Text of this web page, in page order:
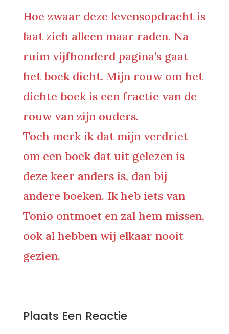
Hoe zwaar deze levensopdracht is
laat zich alleen maar raden. Na
ruim vijfhonderd pagina’s gaat
het boek dicht. Mijn rouw om het
dichte boek is een fractie van de
rouw van zijn ouders.
Toch merk ik dat mijn verdriet
om een boek dat uit gelezen is
deze keer anders is, dan bij
andere boeken. Ik heb iets van
Tonio ontmoet en zal hem missen,
ook al hebben wij elkaar nooit
gezien.
Plaats Een Reactie